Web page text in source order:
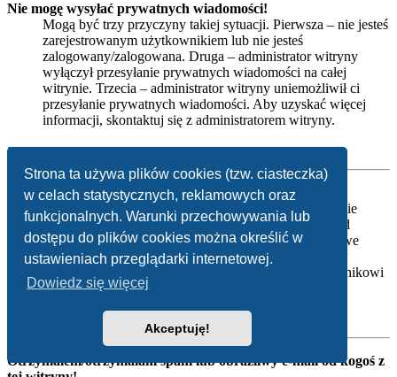
Strona ta używa plików cookies (tzw. ciasteczka)
w celach statystycznych, reklamowych oraz
funkcjonalnych. Warunki przechowywania lub
dostępu do plików cookies można określić w
ustawieniach przeglądarki internetowej.
Dowiedz się więcej
Akceptuję!
Nie mogę wysyłać prywatnych wiadomości!
Mogą być trzy przyczyny takiej sytuacji. Pierwsza – nie jesteś
zarejestrowanym użytkownikiem lub nie jesteś
zalogowany/zalogowana. Druga – administrator witryny
wyłączył przesyłanie prywatnych wiadomości na całej
witrynie. Trzecia – administrator witryny uniemożliwił ci
przesyłanie prywatnych wiadomości. Aby uzyskać więcej
informacji, skontaktuj się z administratorem witryny.
Otrzymuję niechciane prywatne wiadomości!
W panelu użytkownika możesz, określając odpowiednie
reguły ustawić automatyczne usuwanie wiadomości od
danego nadawcy. Jeżeli otrzymujesz od kogoś obraźliwe
prywatne wiadomości, poinformuj o tym moderatorów
witryny, którzy będą mogli zabronić takiemu użytkownikowi
wysyłania jakichkolwiek prywatnych wiadomości.
Otrzymałem/otrzymałam spam lub obraźliwy e-mail od kogoś z